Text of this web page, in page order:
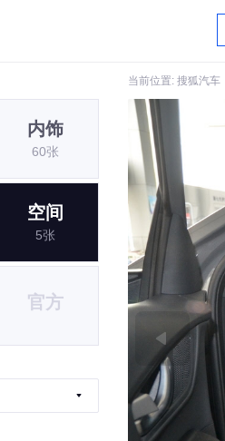
当前位置: 搜狐汽车
内饰
60张
空间
5张
官方